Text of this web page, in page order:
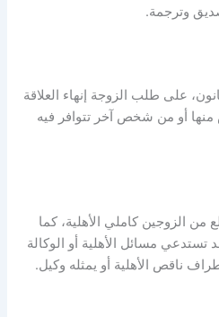
وترجمة.
على طلب الزوجة إنهاء العلاقة
أو من شخص آخر تتوافر فيه
الخلع من الزوجين كاملي الأهلية، كما
مسائل الأهلية أو الوكالة
ناقص الأهلية أو يمثله وكيل.